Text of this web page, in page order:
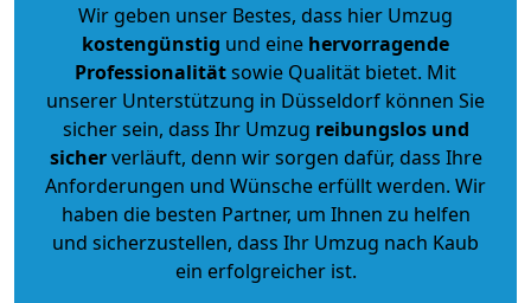
Wir geben unser Bestes, dass hier Umzug
kostengünstig und eine hervorragende
Professionalitätsowie Qualität bietet. Mit
unserer Unterstützung in Düsseldorf können Sie
sicher sein, dass Ihr Umzug reibungslos und
sicherverläuft, denn wir sorgen dafür, dass Ihre
Anforderungen und Wünsche erfüllt werden. Wir
haben die besten Partner, um Ihnen zu helfen
und sicherzustellen, dass Ihr Umzug nach Kaub
ein erfolgreicher ist.